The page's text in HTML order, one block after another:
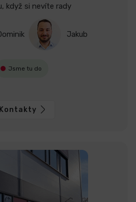
když si nevíte rady
Jakub
Jsme tu do
Kontakty